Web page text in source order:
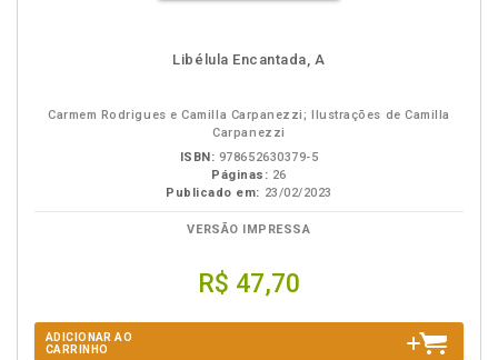
Libélula Encantada, A
Carmem Rodrigues e Camilla Carpanezzi; Ilustrações de Camilla
Carpanezzi
ISBN: 978652630379-5
Páginas: 26
Publicado em: 23/02/2023
VERSÃO IMPRESSA
R$ 47,70
ADICIONAR AO
CARRINHO